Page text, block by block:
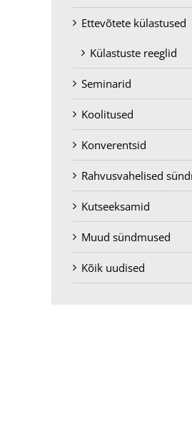
Ettevõtete külastused
Külastuste reeglid
Seminarid
Koolitused
Konverentsid
Rahvusvahelised
Kutseeksamid
Muud sündmused
Kõik uudised